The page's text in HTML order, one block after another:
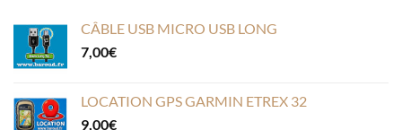
CÂBLE USB MICRO USB LONG
7,00€
LOCATION GPS GARMIN ETREX 32
9,00€